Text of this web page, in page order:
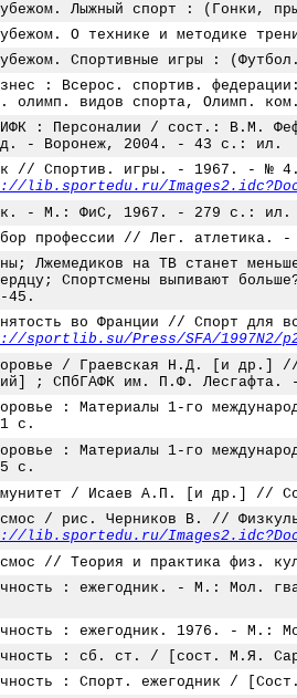
Лыжный спорт : (Гонки,
О технике и методике
Спортивные игры :
: Всерос. спортив.
олимп. видов спорта, Олимп.
: Персоналии / сост.: В.М.
- Воронеж, 2004. - 43 с.: ил.
// Спортив. игры. - 1967. - №
lib.sportedu.ru/
- М.: ФиС, 1967. - 279 с.: ил.
профессии // Лег.
Лжемедиков на ТВ станет
Спортсмены выпивают
во Франции // Спорт
sportlib.su/Press/SFA/1997N2/
/ Граевская Н.Д. [и др.]
; СПбГАФК им. П.Ф.
: Материалы 1-го
с.
: Материалы 1-го
с.
/ Исаев А.П. [и др.] //
/ рис. Черников В. //
lib.sportedu.ru/
// Теория и практика физ.
: ежегодник. - М.: Мол.
: ежегодник. 1976. - М.:
: сб. ст. / [сост. М.Я.
: Спорт. ежегодник /